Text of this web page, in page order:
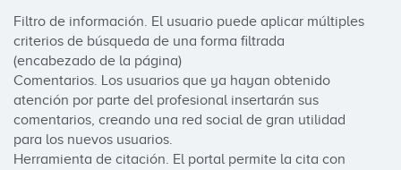
Filtro de información. El usuario puede aplicar múltiples
criterios de búsqueda de una forma filtrada
(encabezado de la página)
Comentarios. Los usuarios que ya hayan obtenido
atención por parte del profesional insertarán sus
comentarios, creando una red social de gran utilidad
para los nuevos usuarios.
Herramienta de citación. El portal permite la cita con